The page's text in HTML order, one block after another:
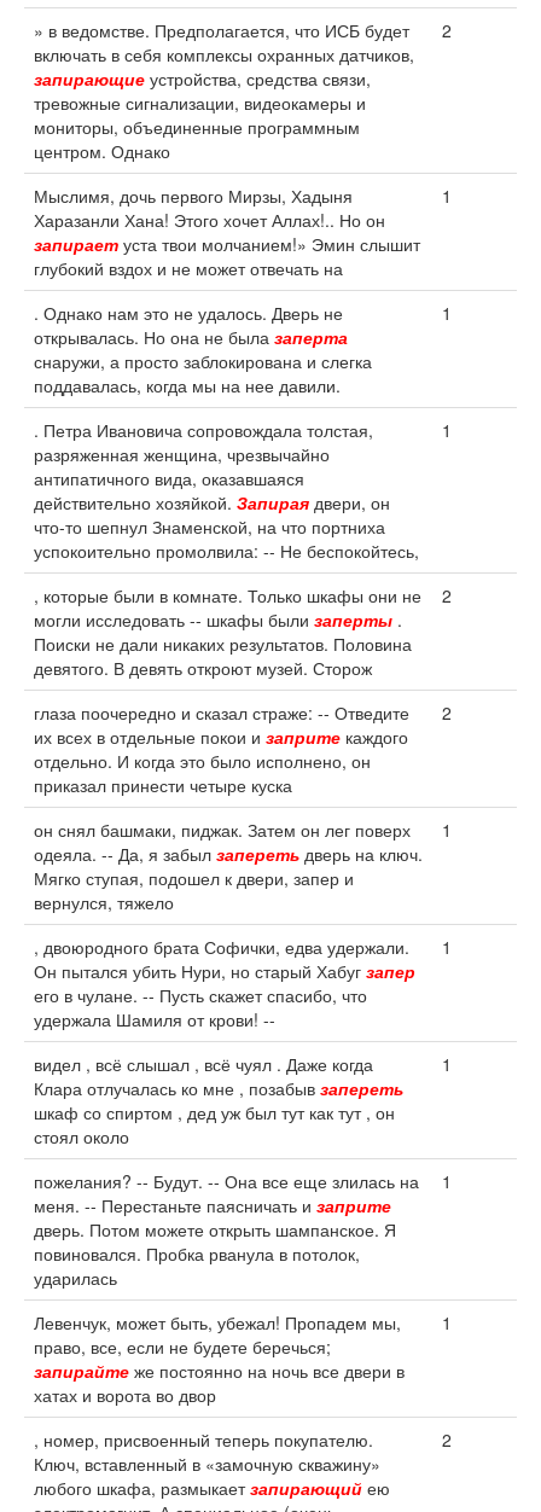
» в ведомстве. Предполагается, что ИСБ будет
включать в себя комплексы охранных датчиков,
запирающие устройства, средства связи,
тревожные сигнализации, видеокамеры и
мониторы, объединенные программным
центром. Однако
2
Мыслимя, дочь первого Мирзы, Хадыня
Харазанли Хана! Этого хочет Аллах!.. Но он
запирает уста твои молчанием!» Эмин слышит
глубокий вздох и не может отвечать на
1
. Однако нам это не удалось. Дверь не
открывалась. Но она не была заперта
снаружи, а просто заблокирована и слегка
поддавалась, когда мы на нее давили.
1
. Петра Ивановича сопровождала толстая,
разряженная женщина, чрезвычайно
антипатичного вида, оказавшаяся
действительно хозяйкой. Запирая двери, он
что-то шепнул Знаменской, на что портниха
успокоительно промолвила: -- Не беспокойтесь,
1
, которые были в комнате. Только шкафы они не
могли исследовать -- шкафы были заперты .
Поиски не дали никаких результатов. Половина
девятого. В девять откроют музей. Сторож
2
глаза поочередно и сказал страже: -- Отведите
их всех в отдельные покои и заприте каждого
отдельно. И когда это было исполнено, он
приказал принести четыре куска
2
он снял башмаки, пиджак. Затем он лег поверх
одеяла. -- Да, я забыл запереть дверь на ключ.
Мягко ступая, подошел к двери, запер и
вернулся, тяжело
1
, двоюродного брата Софички, едва удержали.
Он пытался убить Нури, но старый Хабуг запер
его в чулане. -- Пусть скажет спасибо, что
удержала Шамиля от крови! --
1
видел , всё слышал , всё чуял . Даже когда
Клара отлучалась ко мне , позабыв запереть
шкаф со спиртом , дед уж был тут как тут , он
стоял около
1
пожелания? -- Будут. -- Она все еще злилась на
меня. -- Перестаньте паясничать и заприте
дверь. Потом можете открыть шампанское. Я
повиновался. Пробка рванула в потолок,
ударилась
1
Левенчук, может быть, убежал! Пропадем мы,
право, все, если не будете беречься;
запирайте же постоянно на ночь все двери в
хатах и ворота во двор
1
, номер, присвоенный теперь покупателю.
Ключ, вставленный в «замочную скважину»
любого шкафа, размыкаетзапирающий ею
2